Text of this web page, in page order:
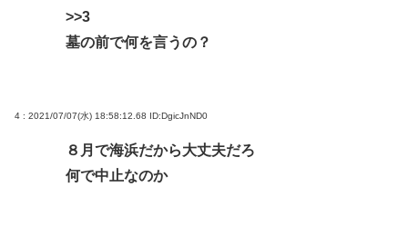
>>3
墓の前で何を言うの？
4 : 2021/07/07(水) 18:58:12.68 ID:DgicJnND0
８月で海浜だから大丈夫だろ
何で中止なのか